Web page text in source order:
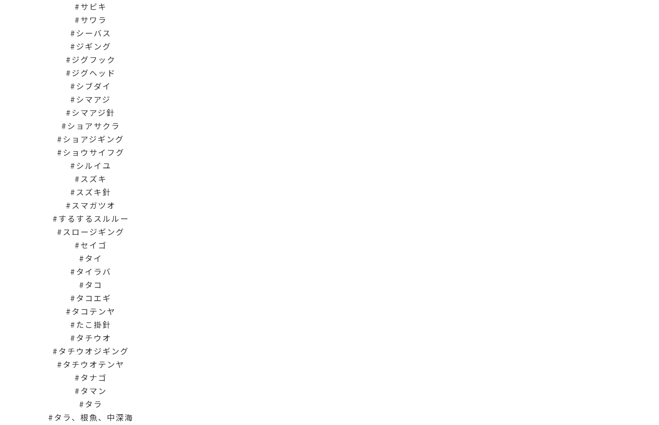
サビキ
サワラ
シーバス
ジギング
ジグフック
ジグヘッド
シブダイ
シマアジ
シマアジ針
ショアサクラ
ショアジギング
ショウサイフグ
シルイユ
スズキ
スズキ針
スマガツオ
するするスルルー
スロージギング
セイゴ
タイ
タイラバ
タコ
タコエギ
タコテンヤ
たこ掛針
タチウオ
タチウオジギング
タチウオテンヤ
タナゴ
タマン
タラ
タラ、根魚、中深海